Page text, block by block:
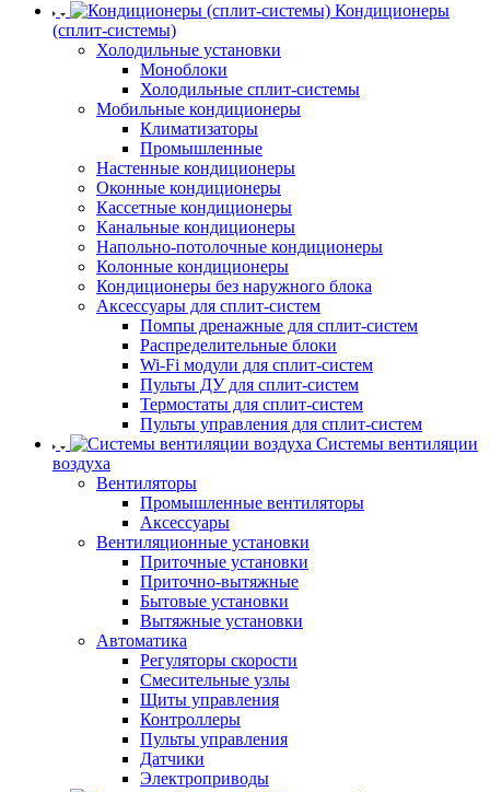
Кондиционеры
(сплит-системы)
Холодильные установки
Моноблоки
Холодильные сплит-системы
Мобильные кондиционеры
Климатизаторы
Промышленные
Настенные кондиционеры
Оконные кондиционеры
Кассетные кондиционеры
Канальные кондиционеры
Напольно-потолочные кондиционеры
Колонные кондиционеры
Кондиционеры без наружного блока
Аксессуары для сплит-систем
Помпы дренажные для сплит-систем
Распределительные блоки
Wi-Fi модули для сплит-систем
Пульты ДУ для сплит-систем
Термостаты для сплит-систем
Пульты управления для сплит-систем
Системы вентиляции
воздуха
Вентиляторы
Промышленные вентиляторы
Аксессуары
Вентиляционные установки
Приточные установки
Приточно-вытяжные
Бытовые установки
Вытяжные установки
Автоматика
Регуляторы скорости
Смесительные узлы
Щиты управления
Контроллеры
Пульты управления
Датчики
Электроприводы